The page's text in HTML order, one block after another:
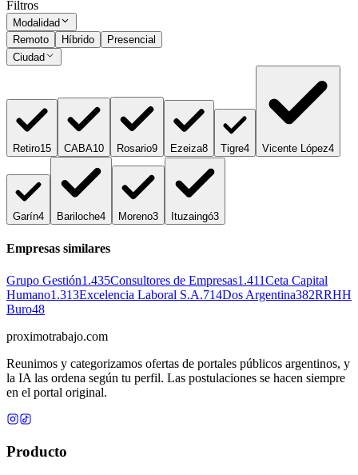
Filtros
Modalidad
Remoto
Híbrido
Presencial
Ciudad
Retiro15 CABA10 Rosario9 Ezeiza8 Tigre4 Vicente López4
Garín4 Bariloche4 Moreno3 Ituzaingó3
Empresas similares
Grupo Gestión1.435Consultores de Empresas1.411Ceta Capital
Humano1.313Excelencia Laboral S.A.714Dos Argentina382RRHH
Buro48
proximotrabajo.com
Reunimos y categorizamos ofertas de portales públicos argentinos, y
la IA las ordena según tu perfil. Las postulaciones se hacen siempre
en el portal original.
Producto